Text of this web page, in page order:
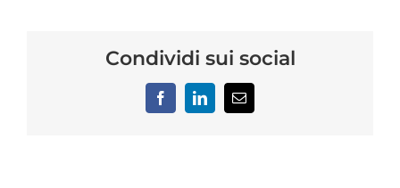
Condividi sui social
FacebookLinkedInEmail